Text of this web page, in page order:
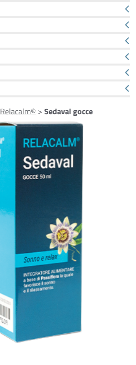
Relacalm® > Sedaval gocce